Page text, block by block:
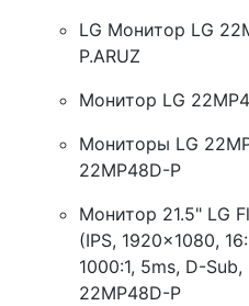
LG Монитор LG
P.ARUZ
Монитор LG
Мониторы LG
22MP48D-P
Монитор 21.5" LG
(IPS, 1920x1080,
1000:1, 5ms, D-
22MP48D-P